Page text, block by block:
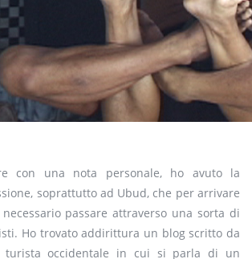
con una nota personale, ho avuto la
soprattutto ad Ubud, che per arrivare
passare attraverso una sorta di
Ho trovato addirittura un blog scritto da
turista occidentale in cui si parla di un